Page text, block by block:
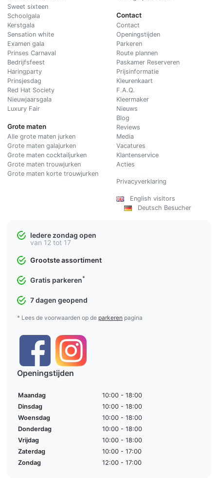
Sweet sixteen
Schoolgala
Kerstgala
Sensation white
Examen gala
Prinses Carnaval
Bedrijfsfeest
Haringparty
Prinsjesdag
Red Hat Society
Nieuwjaarsgala
Luxury Fair
Grote maten
Alle grote maten jurken
Grote maten galajurken
Grote maten cocktailjurken
Grote maten trouwjurken
Grote maten korte trouwjurken
Contact
Contact
Openingstijden
Parkeren
Route plannen
Paskamer Reserveren
Prijsinformatie
Kleurenkaart
F.A.Q.
Kleermaker
Nieuws
Blog
Reviews
Media
Vacatures
Klantenservice
Acties
Privacyverklaring
English visitors
Deutsch Besucher
Iedere zondag open
van 12 tot 17
Grootste assortiment
Gratis parkeren*
7 dagen geopend
* Lees de voorwaarden op de parkeren pagina
Openingstijden
Maandag
10:00 - 18:00
Dinsdag
10:00 - 18:00
Woensdag
10:00 - 18:00
Donderdag
10:00 - 18:00
Vrijdag
10:00 - 18:00
Zaterdag
10:00 - 17:00
Zondag
12:00 - 17:00